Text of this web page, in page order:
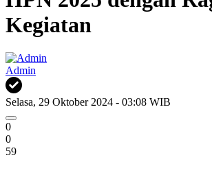
Kegiatan
Admin
Selasa, 29 Oktober 2024 - 03:08 WIB
0
0
59